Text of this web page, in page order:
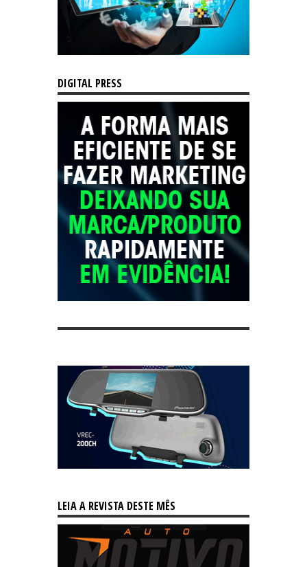
DIGITAL PRESS
LEIA A REVISTA DESTE MÊS